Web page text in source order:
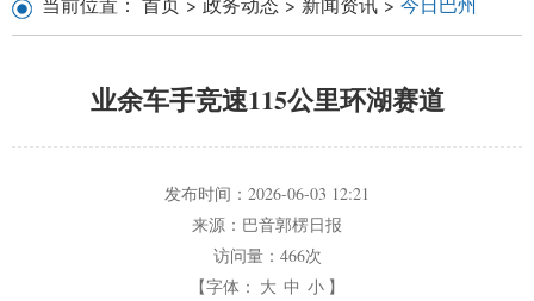
业余车手竞速115公里环湖赛道
发布时间： 2026-06-03 12:21
来源： 巴音郭楞日报
访问量： 466次
【字体： 大 中 小 】